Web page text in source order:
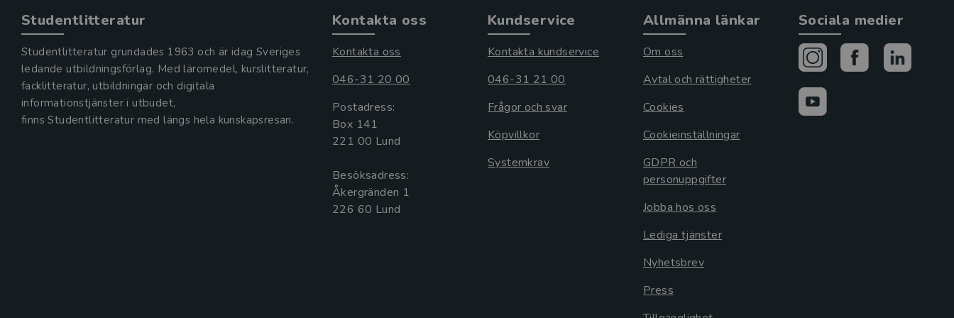
Studentlitteratur
Studentlitteratur grundades 1963 och är idag Sveriges
ledande utbildningsförlag. Med läromedel, kurslitteratur,
facklitteratur, utbildningar och digitala
informationstjänster i utbudet,
finns Studentlitteratur med längs hela kunskapsresan.
Kontakta oss
Kontakta oss
046-31 20 00
Postadress:
Box 141
221 00 Lund
Besöksadress:
Åkergränden 1
Kundservice
Kontakta kundservice
046-31 21 00
Frågor och svar
Köpvillkor
Systemkrav
Allmänna länkar
Om oss
Avtal och rättigheter
Cookies
Cookieinställningar
GDPR och
personuppgifter
Jobba hos oss
Lediga tjänster
Nyhetsbrev
Press
Sociala medier